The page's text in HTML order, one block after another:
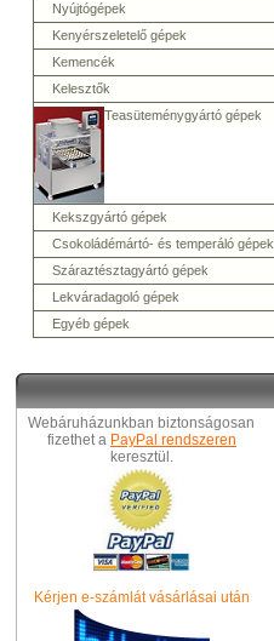
Nyújtógépek
Kenyérszeletelő gépek
Kemencék
Kelesztők
Teasüteménygyártó gépek
Kekszgyártó gépek
Csokoládémártó- és temperáló gépek
Száraztésztagyártó gépek
Lekváradagoló gépek
Egyéb gépek
Webáruházunkban biztonságosan
fizethet a PayPal rendszeren
keresztül.
Kérjen e-számlát vásárlásai után